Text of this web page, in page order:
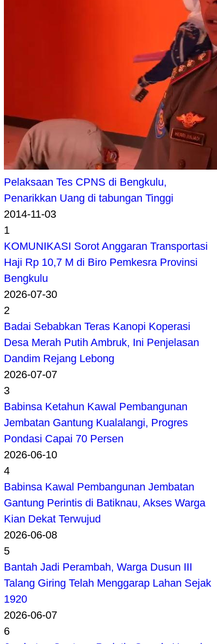
Pelaksaan Tes CPNS di Bengkulu,
Penarikkan Uang di tabungan Tinggi
2014-11-03
1
KOMUNIKASI Sorot Anggaran Transportasi
Haji Rp 10,7 M di Biro Pemkesra Provinsi
Bengkulu
2026-07-30
2
Badai Sebabkan Teras Kanopi Koperasi
Desa Merah Putih Ambruk, Ini Penjelasan
Dandim Rejang Lebong
2026-07-07
3
Babinsa Ketahun Kawal Pembangunan
Jembatan Gantung Kualalangi, Progres
Pondasi Capai 70 Persen
2026-06-10
4
Babinsa Kawal Pembangunan Jembatan
Gantung Perintis di Batiknau, Akses Warga
Kian Dekat Terwujud
2026-06-08
5
Bantah Jadi Perambah, Warga Dusun III
Talang Giring Telah Menggarap Lahan Sejak
1920
2026-06-07
6